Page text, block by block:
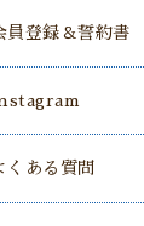
員登録＆誓約書
くある質問